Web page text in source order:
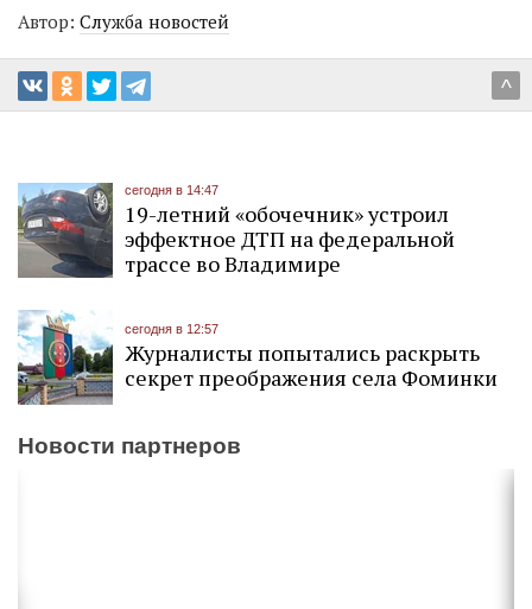
Автор: Служба новостей
^
сегодня в 14:47
19-летний «обочечник» устроил
эффектное ДТП на федеральной
трассе во Владимире
сегодня в 12:57
Журналисты попытались раскрыть
секрет преображения села Фоминки
Новости партнеров